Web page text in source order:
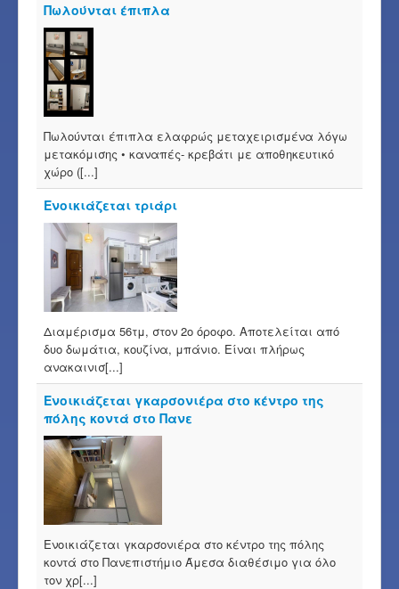
Πωλούνται έπιπλα
Πωλούνται έπιπλα ελαφρώς μεταχειρισμένα λόγω
μετακόμισης • καναπές- κρεβάτι με αποθηκευτικό
χώρο ([...]
Ενοικιάζεται τριάρι
Διαμέρισμα 56τμ, στον 2ο όροφο. Αποτελείται από
δυο δωμάτια, κουζίνα, μπάνιο. Είναι πλήρως
ανακαινισ[...]
Ενοικιάζεται γκαρσονιέρα στο κέντρο της
πόλης κοντά στο Πανε
Ενοικιάζεται γκαρσονιέρα στο κέντρο της πόλης
κοντά στο Πανεπιστήμιο Άμεσα διαθέσιμο για όλο
τον χρ[...]